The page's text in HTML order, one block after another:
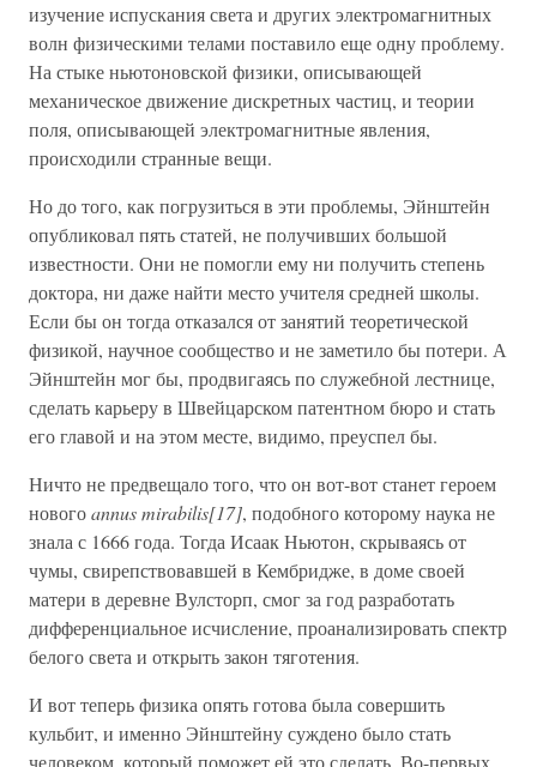
изучение испускания света и других электромагнитных
волн физическими телами поставило еще одну проблему.
На стыке ньютоновской физики, описывающей
механическое движение дискретных частиц, и теории
поля, описывающей электромагнитные явления,
происходили странные вещи.
Но до того, как погрузиться в эти проблемы, Эйнштейн
опубликовал пять статей, не получивших большой
известности. Они не помогли ему ни получить степень
доктора, ни даже найти место учителя средней школы.
Если бы он тогда отказался от занятий теоретической
физикой, научное сообщество и не заметило бы потери. А
Эйнштейн мог бы, продвигаясь по служебной лестнице,
сделать карьеру в Швейцарском патентном бюро и стать
его главой и на этом месте, видимо, преуспел бы.
Ничто не предвещало того, что он вот-вот станет героем
новогоannus mirabilis[17], подобного которому наука не
знала с 1666 года. Тогда Исаак Ньютон, скрываясь от
чумы, свирепствовавшей в Кембридже, в доме своей
матери в деревне Вулсторп, смог за год разработать
дифференциальное исчисление, проанализировать спектр
белого света и открыть закон тяготения.
И вот теперь физика опять готова была совершить
кульбит, и именно Эйнштейну суждено было стать
человеком, который поможет ей это сделать. Во-первых,